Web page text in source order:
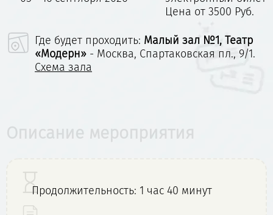
Цена от 3500 Руб.
Где будет проходить: Малый зал №1, Театр
«Модерн» - Москва, Спартаковская пл., 9/1.
Схема зала
Описание мероприятия
Продолжительность: 1 час 40 минут